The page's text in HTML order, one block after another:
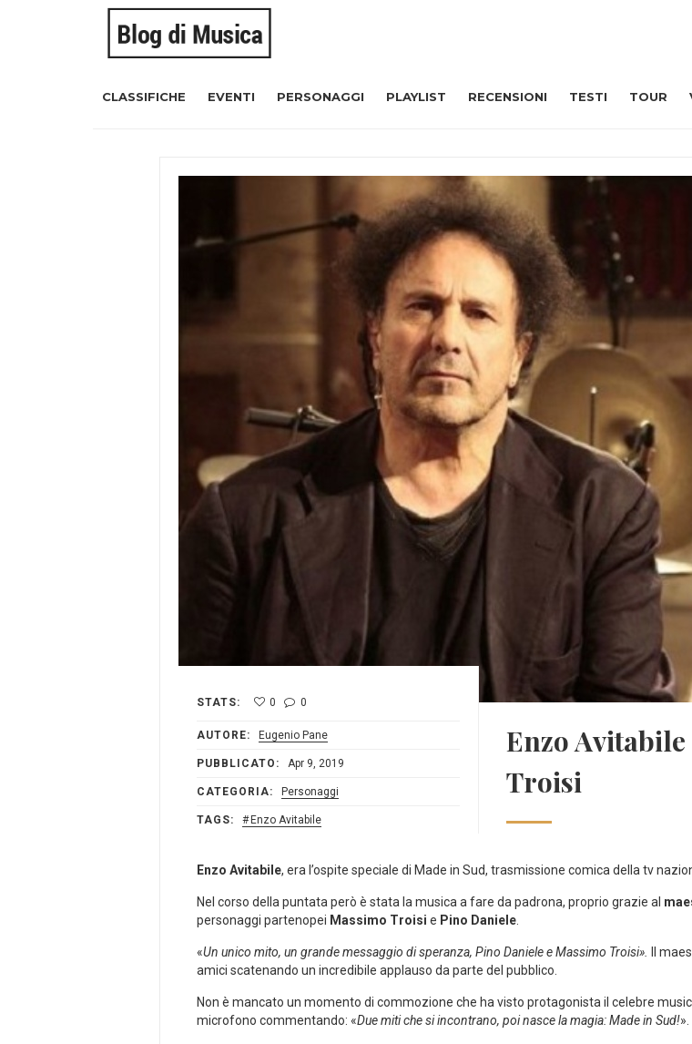
CLASSIFICHE EVENTI PERSONAGGI PLAYLIST RECENSIONI TESTI TOUR
STATS: 0 0
AUTORE: Eugenio Pane
PUBBLICATO: Apr 9, 2019
CATEGORIA: Personaggi
TAGS: Enzo Avitabile
Enzo
Troisi
Enzo Avitabile, era l’ospite speciale di Made in Sud, trasmissione comica della tv
Nel corso della puntata però è stata la musica a fare da padrona, proprio grazie al
personaggi partenopei Massimo Troisi e Pino Daniele.
«Un unico mito, un grande messaggio di speranza, Pino Daniele e Massimo Troisi».
Il
amici scatenando un incredibile applauso da parte del pubblico.
Non è mancato un momento di commozione che ha visto protagonista il celebre
microfono commentando: «Due miti che si incontrano, poi nasce la magia: Made in Sud!».